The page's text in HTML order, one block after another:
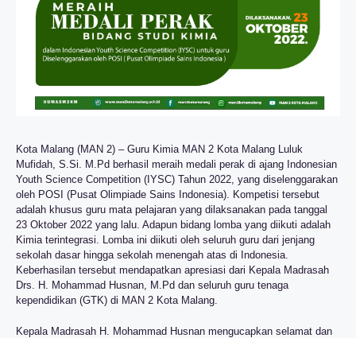
Kota Malang (MAN 2) – Guru Kimia MAN 2 Kota Malang Luluk
Mufidah, S.Si. M.Pd berhasil meraih medali perak di ajang Indonesian
Youth Science Competition (IYSC) Tahun 2022, yang diselenggarakan
oleh POSI (Pusat Olimpiade Sains Indonesia). Kompetisi tersebut
adalah khusus guru mata pelajaran yang dilaksanakan pada tanggal
23 Oktober 2022 yang lalu. Adapun bidang lomba yang diikuti adalah
Kimia terintegrasi. Lomba ini diikuti oleh seluruh guru dari jenjang
sekolah dasar hingga sekolah menengah atas di Indonesia.
Keberhasilan tersebut mendapatkan apresiasi dari Kepala Madrasah
Drs. H. Mohammad Husnan, M.Pd dan seluruh guru tenaga
kependidikan (GTK) di MAN 2 Kota Malang.
Kepala Madrasah H. Mohammad Husnan mengucapkan selamat dan